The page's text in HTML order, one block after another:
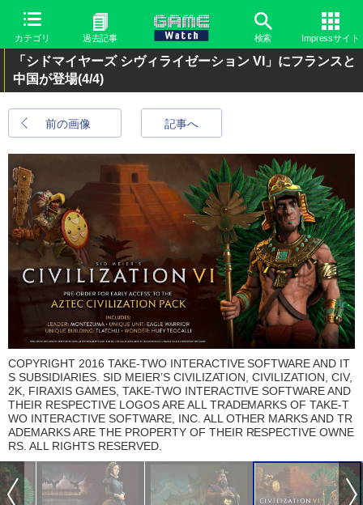
カテゴリ 過去記事 検索 Impressサイト
「シドマイヤーズ シヴィライゼーション VI」にフランスと
中国が登場(4/4)
前の画像 記事へ
COPYRIGHT 2016 TAKE-TWO INTERACTIVE SOFTWARE AND IT
S SUBSIDIARIES. SID MEIER’S CIVILIZATION, CIVILIZATION, CIV,
2K, FIRAXIS GAMES, TAKE-TWO INTERACTIVE SOFTWARE AND
THEIR RESPECTIVE LOGOS ARE ALL TRADEMARKS OF TAKE-T
WO INTERACTIVE SOFTWARE, INC. ALL OTHER MARKS AND TR
ADEMARKS ARE THE PROPERTY OF THEIR RESPECTIVE OWNE
RS. ALL RIGHTS RESERVED.